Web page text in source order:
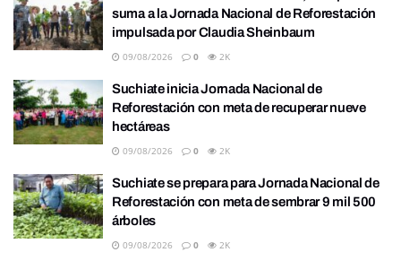
suma a la Jornada Nacional de Reforestación
impulsada por Claudia Sheinbaum
09/08/2026 0 2K
Suchiate inicia Jornada Nacional de
Reforestación con meta de recuperar nueve
hectáreas
09/08/2026 0 2K
Suchiate se prepara para Jornada Nacional de
Reforestación con meta de sembrar 9 mil 500
árboles
09/08/2026 0 2K